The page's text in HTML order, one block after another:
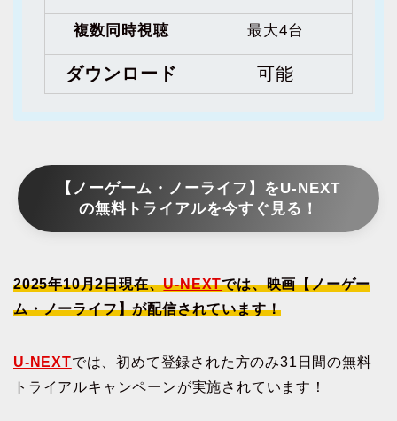
複数同時視聴 最大4台
ダウンロード 可能
【ノーゲーム・ノーライフ】をU-NEXT
の無料トライアルを今すぐ見る！
2025年10月2日現在、U-NEXTでは、映画【ノーゲー
ム・ノーライフ】が配信されています！
U-NEXTでは、初めて登録された方のみ31日間の無料
トライアルキャンペーンが実施されています！